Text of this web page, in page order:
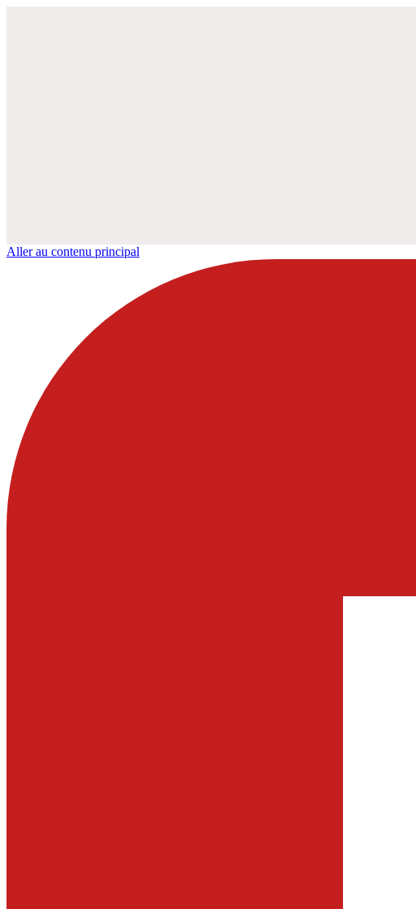
Aller au contenu principal